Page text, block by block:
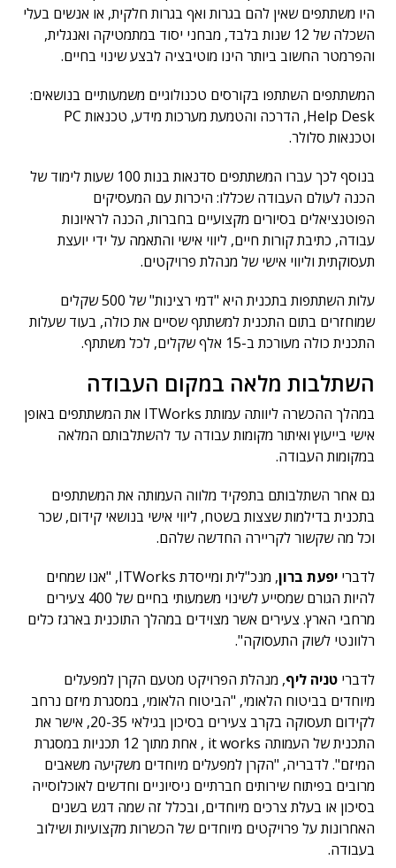
היו משתתפים שאין להם בגרות ואף בגרות חלקית, או אנשים בעלי
השכלה של 12 שנות בלבד, מבחני יסוד במתמטיקה ואנגלית,
והפרמטר החשוב ביותר הינו מוטיבציה לבצע שינוי בחיים.
המשתתפים השתתפו בקורסים טכנולוגיים משמעותיים בנושאים:
Help Desk, הדרכה והטמעת מערכות מידע, טכנאות PC
וטכנאות סלולר.
בנוסף לכך עברו המשתתפים סדנאות בנות 100 שעות לימוד של
הכנה לעולם העבודה שכללו: היכרות עם המעסיקים
הפוטנציאלים בסיורים מקצועיים בחברות, הכנה לראיונות
עבודה, כתיבת קורות חיים, ליווי אישי והתאמה על ידי יועצת
תעסוקתית וליווי אישי של מנהלת פרויקטים.
עלות השתתפות בתכנית היא "דמי רצינות" של 500 שקלים
שמוחזרים בתום התכנית למשתתף שסיים את כולה, בעוד שעלות
התכנית כולה מעורכת ב-15 אלף שקלים, לכל משתתף.
השתלבות מלאה במקום העבודה
במהלך ההכשרה ליוותה עמותת ITWorks את המשתתפים באופן
אישי בייעוץ ואיתור מקומות עבודה עד להשתלבותם המלאה
במקומות העבודה.
גם אחר השתלבותם בתפקיד מלווה העמותה את המשתתפים
בתכנית בדילמות שצצות בשטח, ליווי אישי בנושאי קידום, שכר
וכל מה שקשור לקריירה החדשה שלהם.
לדברי יפעת ברון
, מנכ"לית ומייסדת ITWorks, "אנו שמחים
להיות הגורם שמסייע לשינוי משמעותי בחיים של 400 צעירים
מרחבי הארץ. צעירים אשר מצוידים במהלך התוכנית בארגז כלים
רלוונטי לשוק התעסוקה".
לדברי טניה ליף, מנהלת הפרויקט מטעם הקרן למפעלים
מיוחדים בביטוח הלאומי, "הביטוח הלאומי, במסגרת מיזם נרחב
לקידום תעסוקה בקרב צעירים בסיכון בגילאי 20-35, אישר את
התכנית של העמותה it works , אחת מתוך 12 תכניות במסגרת
המיזם". לדבריה, "הקרן למפעלים מיוחדים משקיעה משאבים
מרובים בפיתוח שירותים חברתיים ניסיוניים וחדשים לאוכלוסייה
בסיכון או בעלת צרכים מיוחדים, ובכלל זה שמה דגש בשנים
האחרונות על פרויקטים מיוחדים של הכשרות מקצועיות ושילוב
בעבודה.